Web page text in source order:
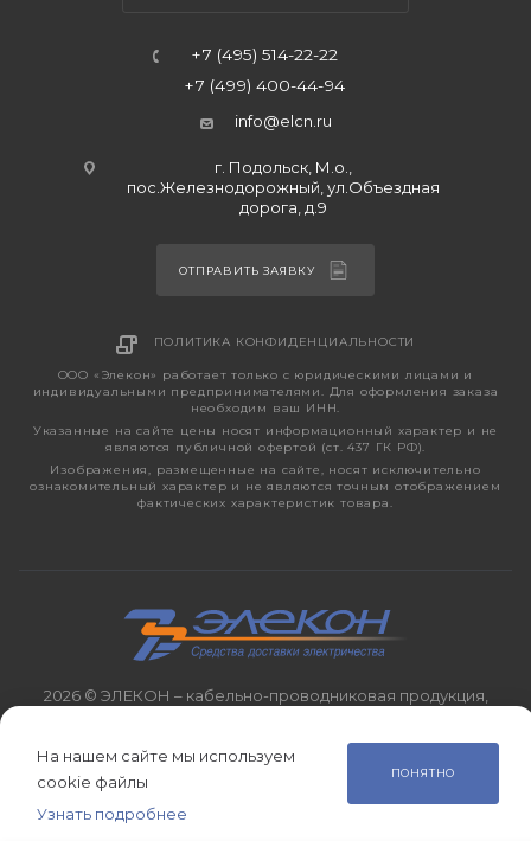
+7 (495) 514-22-22
+7 (499) 400-44-94
info@elcn.ru
г. Подольск, М.о.,
пос.Железнодорожный, ул.Объездная
дорога, д.9
ОТПРАВИТЬ ЗАЯВКУ
ПОЛИТИКА КОНФИДЕНЦИАЛЬНОСТИ
ООО «Элекон» работает только с юридическими лицами и
индивидуальными предпринимателями. Для оформления заказа
необходим ваш ИНН.
Указанные на сайте цены носят информационный характер и не
являются публичной офертой (ст. 437 ГК РФ).
Изображения, размещенные на сайте, носят исключительно
ознакомительный характер и не являются точным отображением
фактических характеристик товара.
2026 © ЭЛЕКОН – кабельно-проводниковая продукция,
На нашем сайте мы используем
cookie файлы
Узнать подробнее
ПОНЯТНО